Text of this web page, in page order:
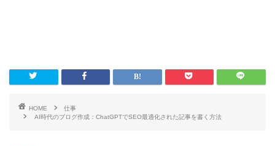
HOME
仕事
AI時代のブログ作成：ChatGPTでSEO最適化された記事を書く方法